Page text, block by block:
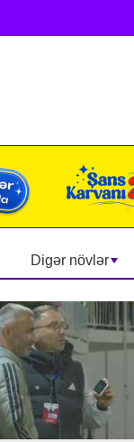
Digər növlər